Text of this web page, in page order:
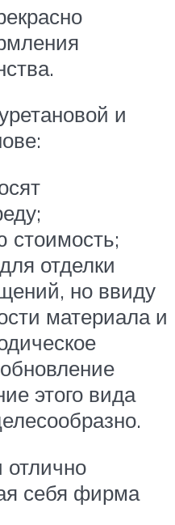
и
отделки
но ввиду
материала и
этого вида
отлично
себя фирма